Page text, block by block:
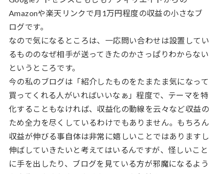
Amazonや楽天リンクで月1万円程度の収益の小さなブ
ログです。
なので気になるところは、一応問い合わせは設置してい
るもののなぜ相手が送ってきたのかさっぱりわからない
というところです。
今の私のブログは「紹介したものをたまたま気になって
買ってくれる人がいればいいなぁ」程度で、テーマを特
化することもなければ、収益化の動線を云々など収益の
ため全力を尽くしているわけでもありません。もちろん
収益が伸びる事自体は非常に嬉しいことではありますし
伸ばしていきたいと考えてはいるんですが、怪しいこと
に手を出したり、ブログを見ている方が邪魔になるよう